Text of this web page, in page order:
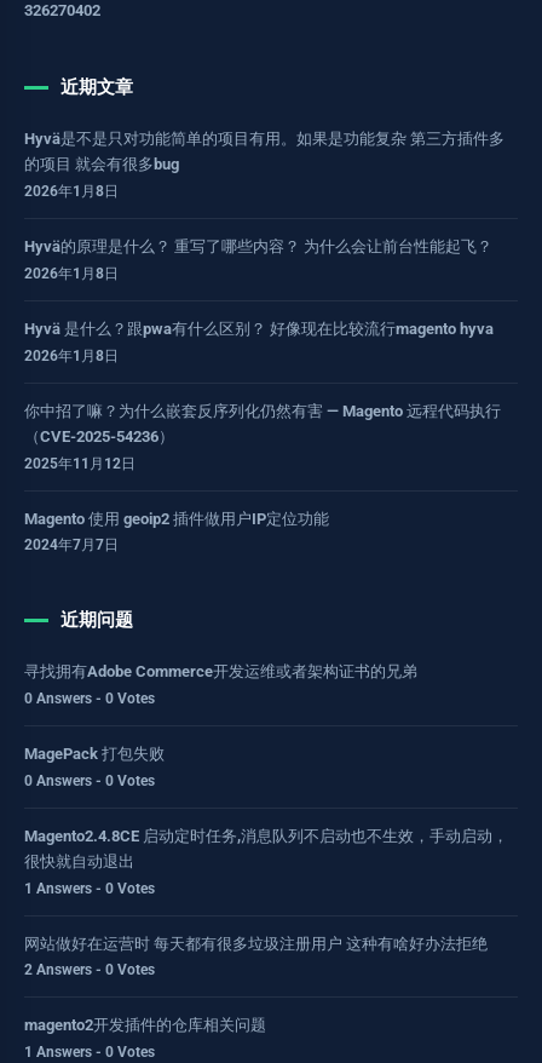
326270402
近期文章
Hyvä是不是只对功能简单的项目有用。如果是功能复杂 第三方插件多
的项目 就会有很多bug
2026年1月8日
Hyvä的原理是什么？ 重写了哪些内容？ 为什么会让前台性能起飞？
2026年1月8日
Hyvä 是什么？跟pwa有什么区别？ 好像现在比较流行magento hyva
2026年1月8日
你中招了嘛？为什么嵌套反序列化仍然有害 — Magento 远程代码执行
（CVE-2025-54236）
2025年11月12日
Magento 使用 geoip2 插件做用户IP定位功能
2024年7月7日
近期问题
寻找拥有Adobe Commerce开发运维或者架构证书的兄弟
0 Answers - 0 Votes
MagePack 打包失败
0 Answers - 0 Votes
Magento2.4.8CE 启动定时任务,消息队列不启动也不生效，手动启动，
很快就自动退出
1 Answers - 0 Votes
网站做好在运营时 每天都有很多垃圾注册用户 这种有啥好办法拒绝
2 Answers - 0 Votes
magento2开发插件的仓库相关问题
1 Answers - 0 Votes